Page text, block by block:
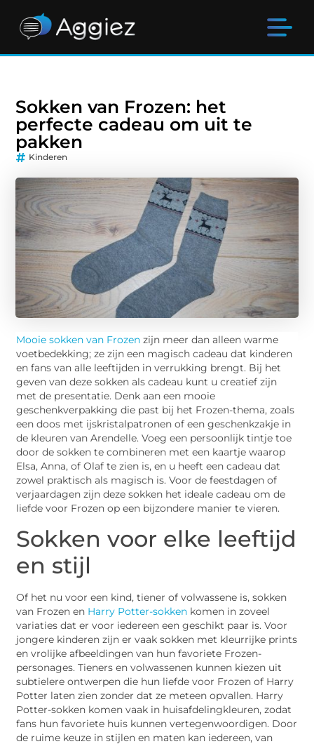
Sokken van Frozen: het
perfecte cadeau om uit te
pakken
Kinderen
Mooie sokken van Frozen zijn meer dan alleen warme
voetbedekking; ze zijn een magisch cadeau dat kinderen
en fans van alle leeftijden in verrukking brengt. Bij het
geven van deze sokken als cadeau kunt u creatief zijn
met de presentatie. Denk aan een mooie
geschenkverpakking die past bij het Frozen-thema, zoals
een doos met ijskristalpatronen of een geschenkzakje in
de kleuren van Arendelle. Voeg een persoonlijk tintje toe
door de sokken te combineren met een kaartje waarop
Elsa, Anna, of Olaf te zien is, en u heeft een cadeau dat
zowel praktisch als magisch is. Voor de feestdagen of
verjaardagen zijn deze sokken het ideale cadeau om de
liefde voor Frozen op een bijzondere manier te vieren.
Sokken voor elke leeftijd
en stijl
Of het nu voor een kind, tiener of volwassene is, sokken
van Frozen en Harry Potter-sokken komen in zoveel
variaties dat er voor iedereen een geschikt paar is. Voor
jongere kinderen zijn er vaak sokken met kleurrijke prints
en vrolijke afbeeldingen van hun favoriete Frozen-
personages. Tieners en volwassenen kunnen kiezen uit
subtielere ontwerpen die hun liefde voor Frozen of Harry
Potter laten zien zonder dat ze meteen opvallen. Harry
Potter-sokken komen vaak in huisafdelingkleuren, zodat
fans hun favoriete huis kunnen vertegenwoordigen. Door
de ruime keuze in stijlen en maten kan iedereen, van